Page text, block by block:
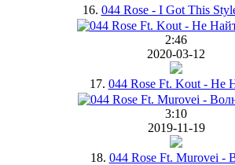
16. 044 Rose - I Got This
2:46
2020-03-12
17. 044 Rose Ft. Kout - Не
3:10
2019-11-19
18. 044 Rose Ft. Murovei -